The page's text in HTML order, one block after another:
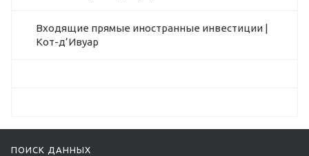
Входящие прямые иностранные инвестиции |
Кот-д’Ивуар
ПОИСК ДАННЫХ